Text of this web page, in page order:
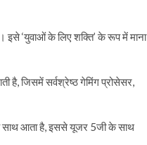
इसे ‘युवाओं के लिए शक्ति’ के रूप में माना
है, जिसमें सर्वश्रेष्ठ गेमिंग प्रोसेसर,
साथ आता है, इससे यूजर 5जी के साथ